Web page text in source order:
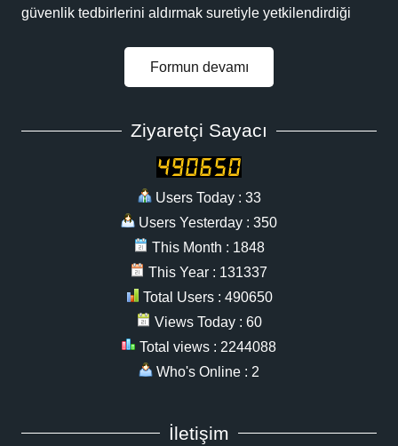
güvenlik tedbirlerini aldırmak suretiyle yetkilendirdiği
Formun devamı
Ziyaretçi Sayacı
Users Today : 33
Users Yesterday : 350
This Month : 1848
This Year : 131337
Total Users : 490650
Views Today : 60
Total views : 2244088
Who's Online : 2
İletişim